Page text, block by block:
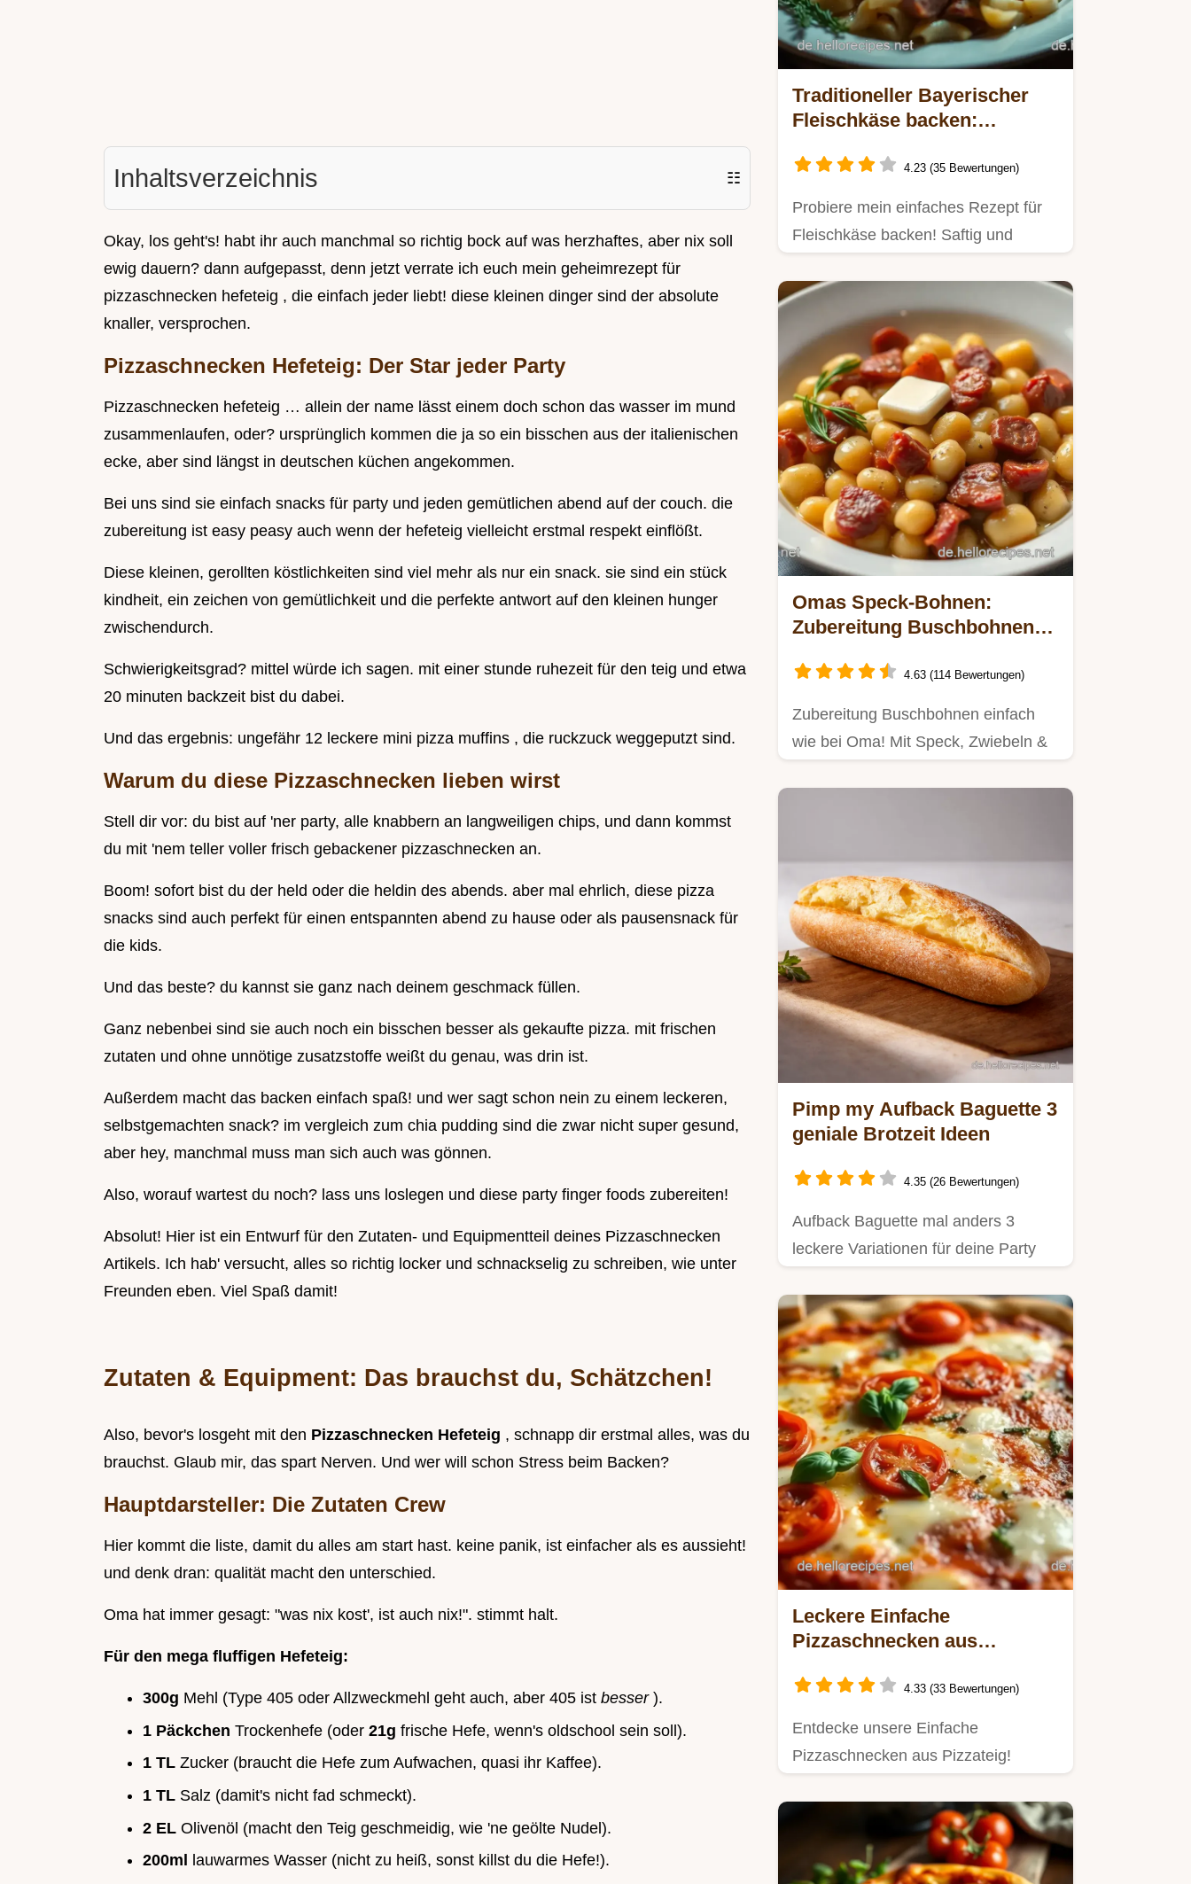
Inhaltsverzeichnis ☷
Okay, los geht's! habt ihr auch manchmal so richtig bock auf was herzhaftes, aber nix soll
ewig dauern? dann aufgepasst, denn jetzt verrate ich euch mein geheimrezept für
pizzaschnecken hefeteig , die einfach jeder liebt! diese kleinen dinger sind der absolute
knaller, versprochen.
Pizzaschnecken Hefeteig: Der Star jeder Party
Pizzaschnecken hefeteig … allein der name lässt einem doch schon das wasser im mund
zusammenlaufen, oder? ursprünglich kommen die ja so ein bisschen aus der italienischen
ecke, aber sind längst in deutschen küchen angekommen.
Bei uns sind sie einfach snacks für party und jeden gemütlichen abend auf der couch. die
zubereitung ist easy peasy auch wenn der hefeteig vielleicht erstmal respekt einflößt.
Diese kleinen, gerollten köstlichkeiten sind viel mehr als nur ein snack. sie sind ein stück
kindheit, ein zeichen von gemütlichkeit und die perfekte antwort auf den kleinen hunger
zwischendurch.
Schwierigkeitsgrad? mittel würde ich sagen. mit einer stunde ruhezeit für den teig und etwa
20 minuten backzeit bist du dabei.
Und das ergebnis: ungefähr 12 leckere mini pizza muffins , die ruckzuck weggeputzt sind.
Warum du diese Pizzaschnecken lieben wirst
Stell dir vor: du bist auf 'ner party, alle knabbern an langweiligen chips, und dann kommst
du mit 'nem teller voller frisch gebackener pizzaschnecken an.
Boom! sofort bist du der held oder die heldin des abends. aber mal ehrlich, diese pizza
snacks sind auch perfekt für einen entspannten abend zu hause oder als pausensnack für
die kids.
Und das beste? du kannst sie ganz nach deinem geschmack füllen.
Ganz nebenbei sind sie auch noch ein bisschen besser als gekaufte pizza. mit frischen
zutaten und ohne unnötige zusatzstoffe weißt du genau, was drin ist.
Außerdem macht das backen einfach spaß! und wer sagt schon nein zu einem leckeren,
selbstgemachten snack? im vergleich zum chia pudding sind die zwar nicht super gesund,
aber hey, manchmal muss man sich auch was gönnen.
Also, worauf wartest du noch? lass uns loslegen und diese party finger foods zubereiten!
Absolut! Hier ist ein Entwurf für den Zutaten- und Equipmentteil deines Pizzaschnecken
Artikels. Ich hab' versucht, alles so richtig locker und schnackselig zu schreiben, wie unter
Freunden eben. Viel Spaß damit!
Zutaten & Equipment: Das brauchst du, Schätzchen!
Also, bevor's losgeht mit den Pizzaschnecken Hefeteig , schnapp dir erstmal alles, was du
brauchst. Glaub mir, das spart Nerven. Und wer will schon Stress beim Backen?
Hauptdarsteller: Die Zutaten Crew
Hier kommt die liste, damit du alles am start hast. keine panik, ist einfacher als es aussieht!
und denk dran: qualität macht den unterschied.
Oma hat immer gesagt: "was nix kost', ist auch nix!". stimmt halt.
Für den mega fluffigen Hefeteig:
300g Mehl (Type 405 oder Allzweckmehl geht auch, aber 405 ist besser ).
1 Päckchen Trockenhefe (oder 21g frische Hefe, wenn's oldschool sein soll).
1 TL Zucker (braucht die Hefe zum Aufwachen, quasi ihr Kaffee).
1 TL Salz (damit's nicht fad schmeckt).
2 EL Olivenöl (macht den Teig geschmeidig, wie 'ne geölte Nudel).
200ml
lauwarmes Wasser (nicht zu heiß, sonst killst du die Hefe!).
Traditioneller Bayerischer
Fleischkäse backen:
Feier!
4.23 (35 Bewertungen)
Probiere mein einfaches Rezept für
Fleischkäse backen! Saftig und
Omas Speck-Bohnen:
Zubereitung Buschbohnen
4.63 (114 Bewertungen)
Zubereitung Buschbohnen einfach
wie bei Oma! Mit Speck, Zwiebeln &
Pimp my Aufback Baguette 3
geniale Brotzeit Ideen
4.35 (26 Bewertungen)
Aufback Baguette mal anders 3
leckere Variationen für deine Party
Leckere Einfache
Pizzaschnecken aus
& Picknick! 4.33 (33 Bewertungen)
Entdecke unsere Einfache
Pizzaschnecken aus Pizzateig!